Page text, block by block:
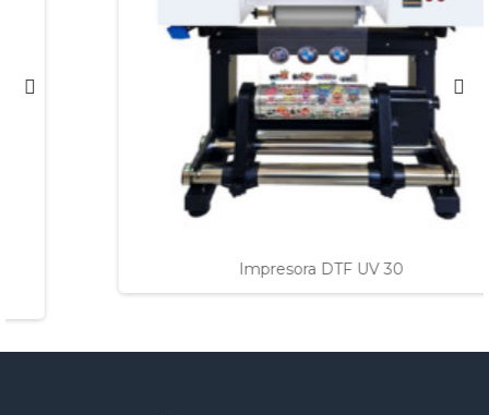
Impresora DTF UV 30